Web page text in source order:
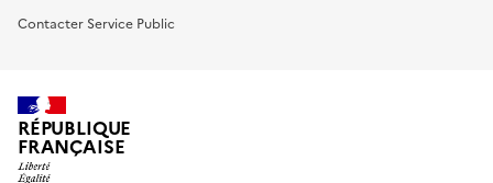
Contacter Service Public
RÉPUBLIQUE
FRANÇAISE